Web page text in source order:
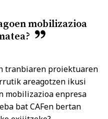
mobilizazioa
tranbiaren proiektuaren
areagotzen ikusi
mobilizazioa enpresa
bat CAFen bertan